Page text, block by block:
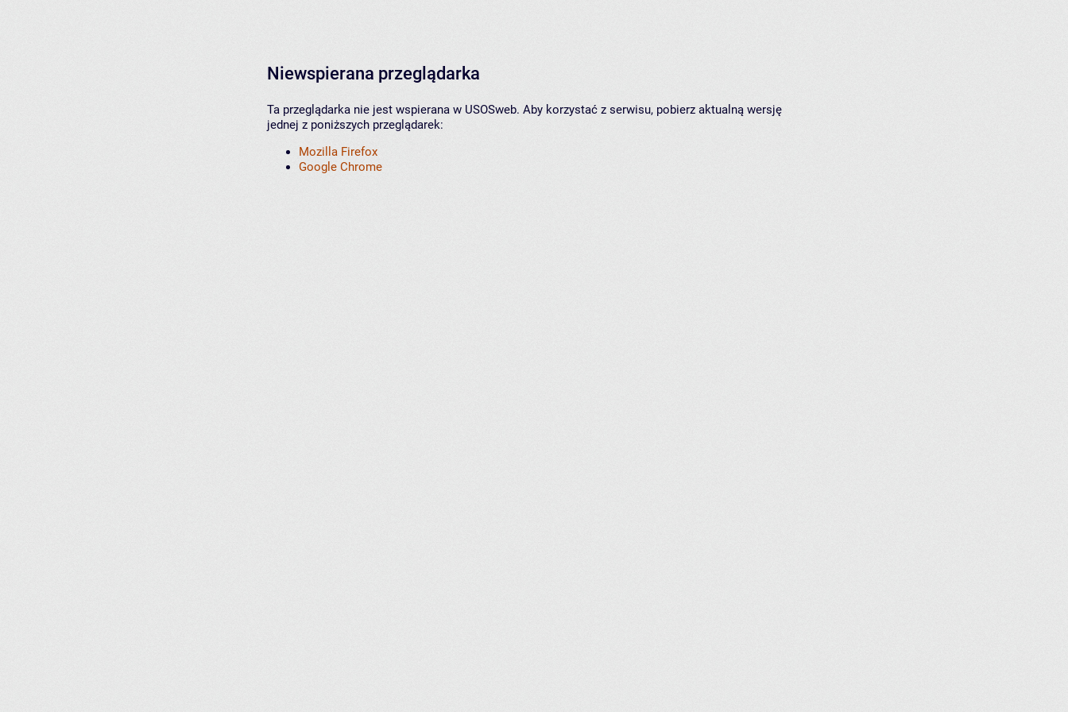
Niewspierana przeglądarka
Ta przeglądarka nie jest wspierana w USOSweb. Aby korzystać z serwisu, pobierz aktualną wersję
jednej z poniższych przeglądarek:
Mozilla Firefox
Google Chrome